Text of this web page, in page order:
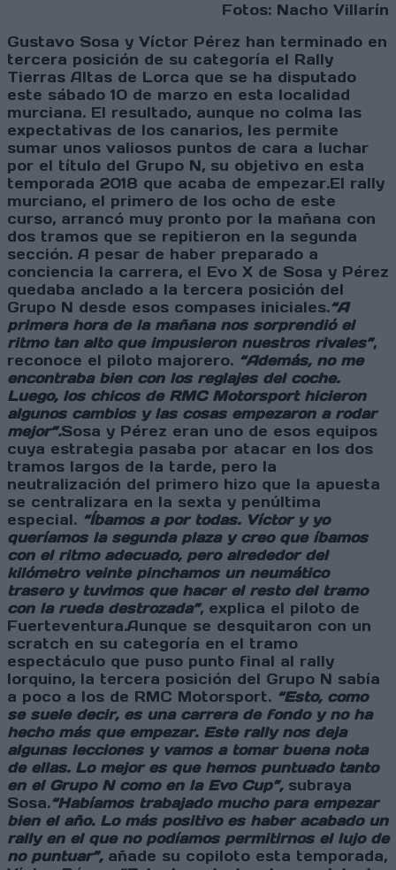
Fotos: Nacho Villarín
Gustavo Sosa y Víctor Pérez han terminado en
tercera posición de su categoría el Rally
Tierras Altas de Lorca que se ha disputado
este sábado 10 de marzo en esta localidad
murciana. El resultado, aunque no colma las
expectativas de los canarios, les permite
sumar unos valiosos puntos de cara a luchar
por el título del Grupo N, su objetivo en esta
temporada 2018 que acaba de empezar.El rally
murciano, el primero de los ocho de este
curso, arrancó muy pronto por la mañana con
dos tramos que se repitieron en la segunda
sección. A pesar de haber preparado a
conciencia la carrera, el Evo X de Sosa y Pérez
quedaba anclado a la tercera posición del
Grupo N desde esos compases iniciales.“A
primera hora de la mañana nos sorprendió el
ritmo tan alto que impusieron nuestros rivales”,
reconoce el piloto majorero. “Además, no me
encontraba bien con los reglajes del coche.
Luego, los chicos de RMC Motorsport hicieron
algunos cambios y las cosas empezaron a rodar
mejor”.Sosa y Pérez eran uno de esos equipos
cuya estrategia pasaba por atacar en los dos
tramos largos de la tarde, pero la
neutralización del primero hizo que la apuesta
se centralizara en la sexta y penúltima
especial. “Íbamos a por todas. Víctor y yo
queríamos la segunda plaza y creo que íbamos
con el ritmo adecuado, pero alrededor del
kilómetro veinte pinchamos un neumático
trasero y tuvimos que hacer el resto del tramo
con la rueda destrozada”, explica el piloto de
Fuerteventura.Aunque se desquitaron con un
scratch en su categoría en el tramo
espectáculo que puso punto final al rally
lorquino, la tercera posición del Grupo N sabía
a poco a los de RMC Motorsport. “Esto, como
se suele decir, es una carrera de fondo y no ha
hecho más que empezar. Este rally nos deja
algunas lecciones y vamos a tomar buena nota
de ellas. Lo mejor es que hemos puntuado tanto
en el Grupo N como en la Evo Cup”,subraya
Sosa.“Habíamos trabajado mucho para empezar
bien el año. Lo más positivo es haber acabado un
rally en el que no podíamos permitirnos el lujo de
no puntuar”,añade su copiloto esta temporada,